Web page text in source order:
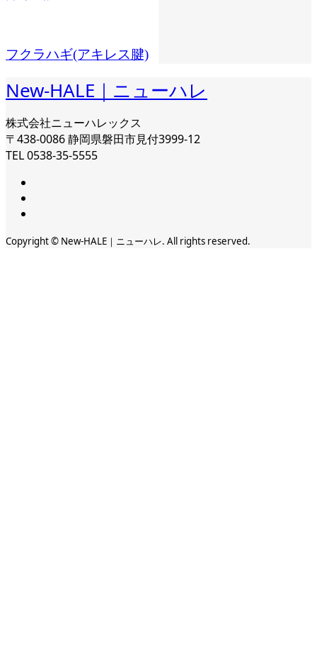
フクラハギ(アキレス腱)
New-HALE｜ニューハレ
株式会社ニューハレックス
〒438-0086 静岡県磐田市見付3999-12
TEL 0538-35-5555
Copyright © New-HALE｜ニューハレ. All rights reserved.